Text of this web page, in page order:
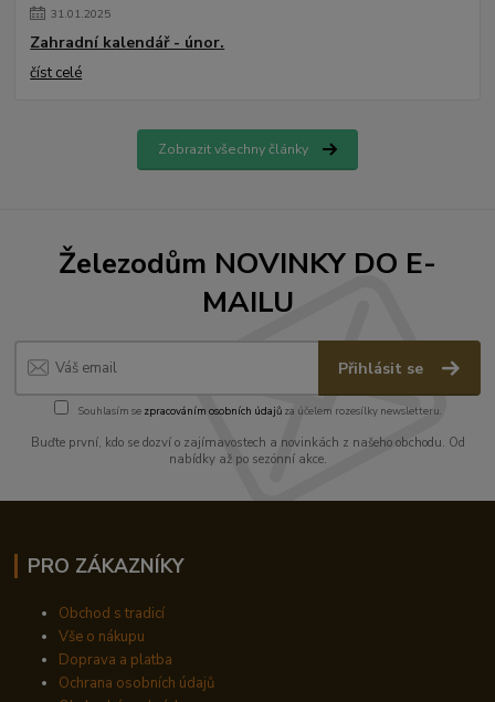
31.01.2025
Zahradní kalendář - únor.
číst celé
Zobrazit všechny články
Železodům NOVINKY DO E-
MAILU
Přihlásit se
Souhlasím se zpracováním osobních údajůza účelem rozesílky newsletteru.
Buďte první, kdo se dozví o zajímavostech a novinkách z našeho obchodu. Od
nabídky až po sezónní akce.
PRO ZÁKAZNÍKY
Obchod s tradicí
Vše o nákupu
Doprava a platba
Ochrana osobních údajů